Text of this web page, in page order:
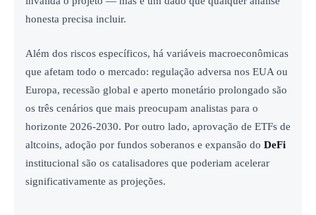
honesta precisa incluir.
Além dos riscos específicos, há variáveis macroeconômicas
que afetam todo o mercado: regulação adversa nos EUA ou
Europa, recessão global e aperto monetário prolongado são
os três cenários que mais preocupam analistas para o
horizonte 2026-2030. Por outro lado, aprovação de ETFs de
altcoins, adoção por fundos soberanos e expansão do DeFi
institucional são os catalisadores que poderiam acelerar
significativamente as projeções.